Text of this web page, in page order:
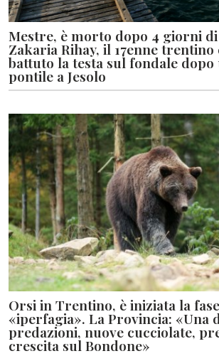
Mestre, è morto dopo 4 giorni
Zakaria Rihay, il 17enne trentino
battuto la testa sul fondale
pontile a Jesolo
Orsi in Trentino, è iniziata la
«iperfagia». La Provincia: «Una
predazioni, nuove cucciolate,
crescita sul Bondone»